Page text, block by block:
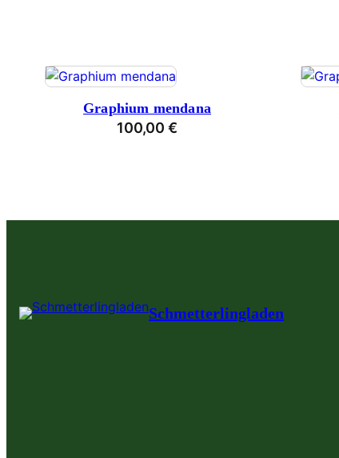
Graphium mendana
100,00 €
Schmetterlingladen